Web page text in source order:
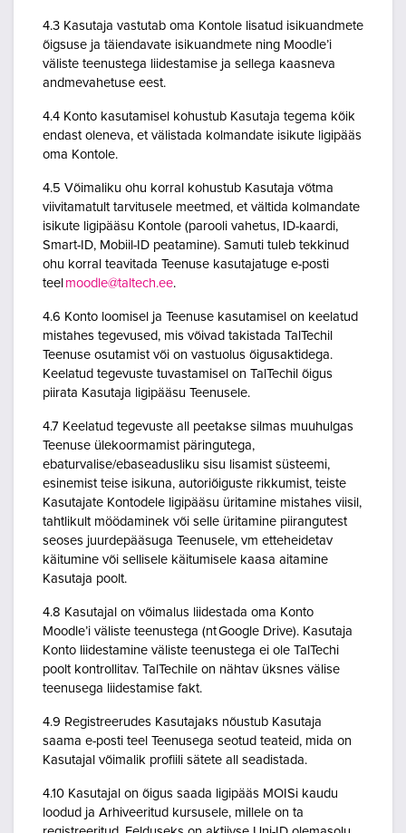
4.3 Kasutaja vastutab oma Kontole lisatud isikuandmete
õigsuse ja täiendavate isikuandmete ning Moodle’i
väliste teenustega liidestamise ja sellega kaasneva
andmevahetuse eest.
4.4 Konto kasutamisel kohustub Kasutaja tegema kõik
endast oleneva, et välistada kolmandate isikute ligipääs
oma Kontole.
4.5 Võimaliku ohu korral kohustub Kasutaja võtma
viivitamatult tarvitusele meetmed, et vältida kolmandate
isikute ligipääsu Kontole (parooli vahetus, ID-kaardi,
Smart-ID, Mobiil-ID peatamine). Samuti tuleb tekkinud
ohu korral teavitada Teenuse kasutajatuge e-posti
teel moodle@taltech.ee.
4.6 Konto loomisel ja Teenuse kasutamisel on keelatud
mistahes tegevused, mis võivad takistada TalTechil
Teenuse osutamist või on vastuolus õigusaktidega.
Keelatud tegevuste tuvastamisel on TalTechil õigus
piirata Kasutaja ligipääsu Teenusele.
4.7 Keelatud tegevuste all peetakse silmas muuhulgas
Teenuse ülekoormamist päringutega,
ebaturvalise/ebaseadusliku sisu lisamist süsteemi,
esinemist teise isikuna, autoriõiguste rikkumist, teiste
Kasutajate Kontodele ligipääsu üritamine mistahes viisil,
tahtlikult möödaminek või selle üritamine piirangutest
seoses juurdepääsuga Teenusele, vm etteheidetav
käitumine või sellisele käitumisele kaasa aitamine
Kasutaja poolt.
4.8 Kasutajal on võimalus liidestada oma Konto
Moodle’i väliste teenustega (nt Google Drive). Kasutaja
Konto liidestamine väliste teenustega ei ole TalTechi
poolt kontrollitav. TalTechile on nähtav üksnes välise
teenusega liidestamise fakt.
4.9 Registreerudes Kasutajaks nõustub Kasutaja
saama e-posti teel Teenusega seotud teateid, mida on
Kasutajal võimalik profiili sätete all seadistada.
4.10 Kasutajal on õigus saada ligipääs MOISi kaudu
loodud ja Arhiveeritud kursusele, millele on ta